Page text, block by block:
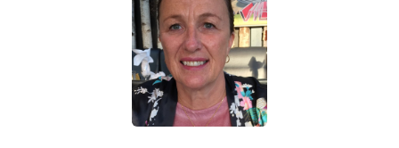
Matematikk
Eksamenshjelp
Bli privatlærer